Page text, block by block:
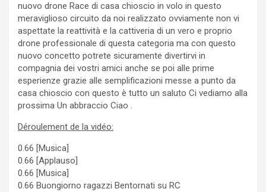
nuovo drone Race di casa chioscio in volo in questo
meraviglioso circuito da noi realizzato ovviamente non vi
aspettate la reattività e la cattiveria di un vero e proprio
drone professionale di questa categoria ma con questo
nuovo concetto potrete sicuramente divertirvi in
compagnia dei vostri amici anche se poi alle prime
esperienze grazie alle semplificazioni messe a punto da
casa chioscio con questo è tutto un saluto Ci vediamo alla
prossima Un abbraccio Ciao .
Déroulement de la vidéo:
0.66 [Musica]
0.66 [Applauso]
0.66 [Musica]
0.66 Buongiorno ragazzi Bentornati su RC